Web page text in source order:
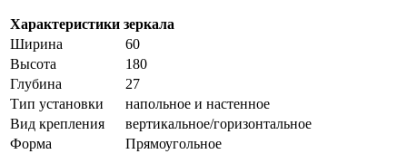
Характеристики зеркала
Ширина
60
Высота
180
Глубина
27
Тип установки
напольное и настенное
Вид крепления
вертикальное/горизонтальное
Форма
Прямоугольное